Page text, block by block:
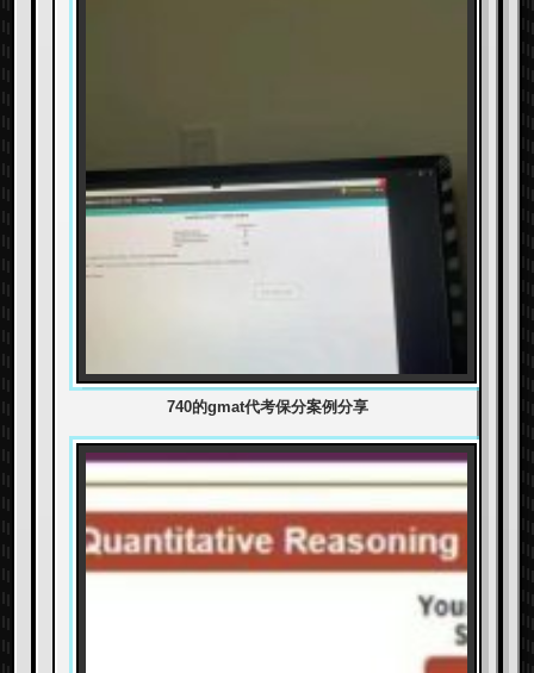
740的gmat代考保分案例分享